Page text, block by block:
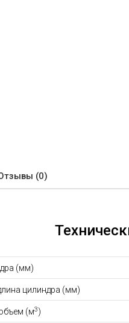
(0)
(мм)
цилиндра (мм)
(м3)